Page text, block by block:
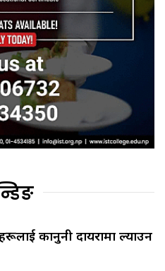
कानुनी दायरामा ल्याउन